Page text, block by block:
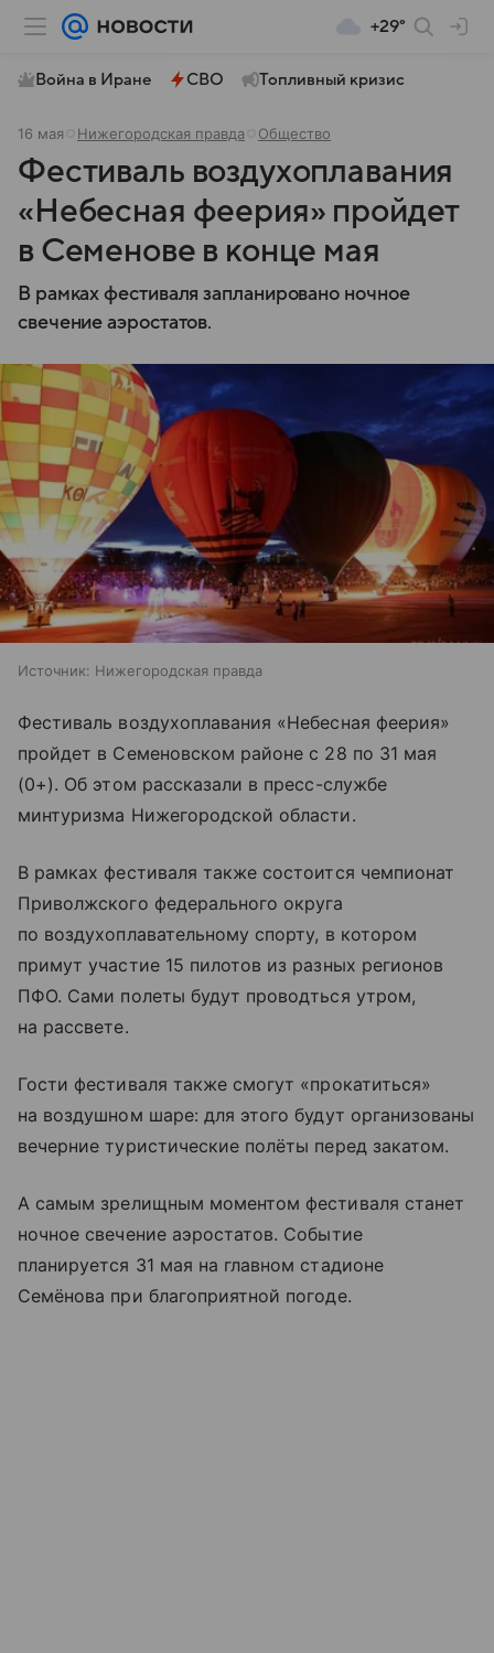
+29°
Война в Иране СВО Топливный кризис
16 мая Нижегородская правда Общество
Фестиваль воздухоплавания
«Небесная феерия» пройдет
в Семенове в конце мая
В рамках фестиваля запланировано ночное
свечение аэростатов.
Источник: Нижегородская правда
Фестиваль воздухоплавания «Небесная феерия»
пройдет в Семеновском районе с 28 по 31 мая
(0+). Об этом рассказали в пресс-службе
минтуризма Нижегородской области.
В рамках фестиваля также состоится чемпионат
Приволжского федерального округа
по воздухоплавательному спорту, в котором
примут участие 15 пилотов из разных регионов
ПФО. Сами полеты будут проводться утром,
на рассвете.
Гости фестиваля также смогут «прокатиться»
на воздушном шаре: для этого будут организованы
вечерние туристические полёты перед закатом.
А самым зрелищным моментом фестиваля станет
ночное свечение аэростатов. Событие
планируется 31 мая на главном стадионе
Семёнова при благоприятной погоде.